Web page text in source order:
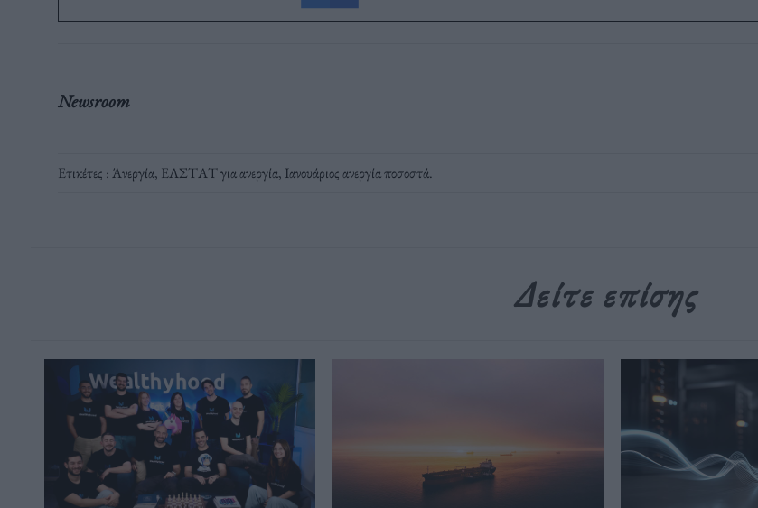
Newsroom
Ετικέτες :Άνεργία, ΕΛΣΤΑΤ για ανεργία, Ιανουάριος ανεργία ποσοστά.
Δείτε επίσης